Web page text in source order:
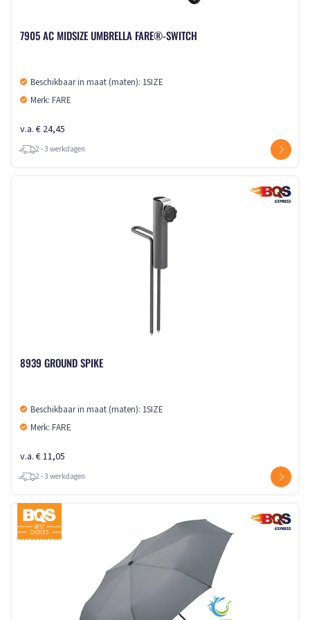
7905 AC MIDSIZE UMBRELLA FARE®-SWITCH
Beschikbaar in maat (maten): 1SIZE
Merk: FARE
v.a. € 24,45
2 - 3 werkdagen
8939 GROUND SPIKE
Beschikbaar in maat (maten): 1SIZE
Merk: FARE
v.a. € 11,05
2 - 3 werkdagen